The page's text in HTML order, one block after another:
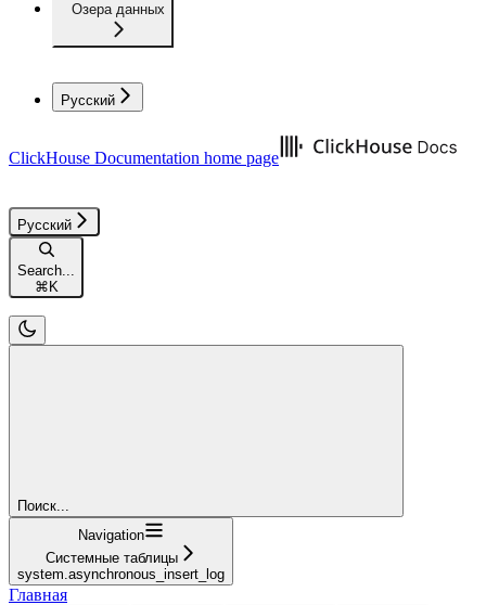
Озера данных
Русский
ClickHouse Documentation home page
Русский
Search...
⌘K
Поиск...
Navigation
Системные таблицы
system.asynchronous_insert_log
Главная